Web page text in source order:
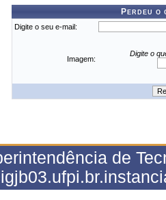
Perdeu o
Digite o seu e-mail:
Imagem:
Digite o
de